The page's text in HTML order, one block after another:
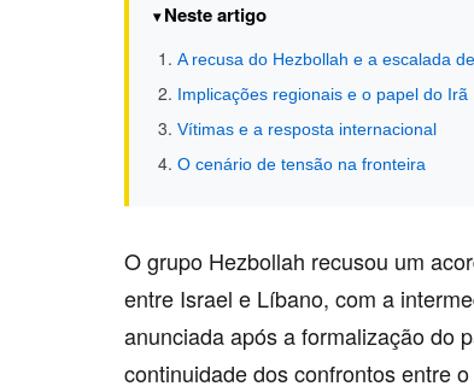
Neste artigo
A recusa do Hezbollah e a escalada
Implicações regionais e o papel do Irã
Vítimas e a resposta internacional
O cenário de tensão na fronteira
O grupo Hezbollah recusou um
entre Israel e Líbano, com a
anunciada após a formalização do
continuidade dos confrontos entre